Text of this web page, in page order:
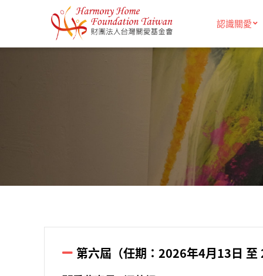
認識關愛
第六屆（任期：2026年4月13日 至